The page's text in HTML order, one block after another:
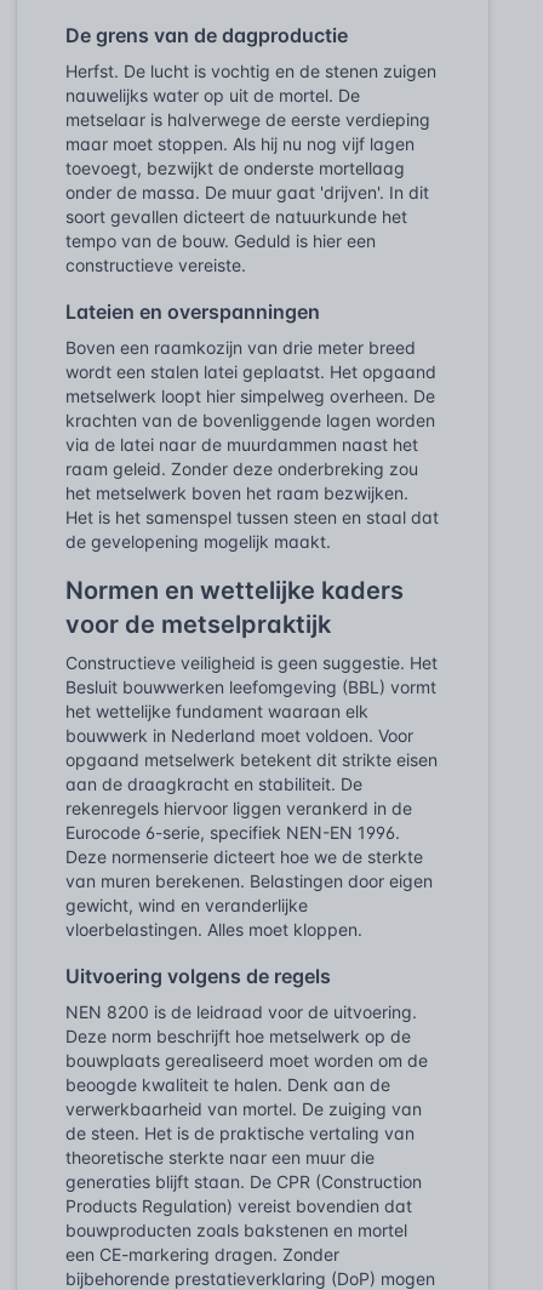
De grens van de dagproductie
Herfst. De lucht is vochtig en de stenen zuigen
nauwelijks water op uit de mortel. De
metselaar is halverwege de eerste verdieping
maar moet stoppen. Als hij nu nog vijf lagen
toevoegt, bezwijkt de onderste mortellaag
onder de massa. De muur gaat 'drijven'. In dit
soort gevallen dicteert de natuurkunde het
tempo van de bouw. Geduld is hier een
constructieve vereiste.
Lateien en overspanningen
Boven een raamkozijn van drie meter breed
wordt een stalen latei geplaatst. Het opgaand
metselwerk loopt hier simpelweg overheen. De
krachten van de bovenliggende lagen worden
via de latei naar de muurdammen naast het
raam geleid. Zonder deze onderbreking zou
het metselwerk boven het raam bezwijken.
Het is het samenspel tussen steen en staal dat
de gevelopening mogelijk maakt.
Normen en wettelijke kaders
voor de metselpraktijk
Constructieve veiligheid is geen suggestie. Het
Besluit bouwwerken leefomgeving (BBL) vormt
het wettelijke fundament waaraan elk
bouwwerk in Nederland moet voldoen. Voor
opgaand metselwerk betekent dit strikte eisen
aan de draagkracht en stabiliteit. De
rekenregels hiervoor liggen verankerd in de
Eurocode 6-serie, specifiek NEN-EN 1996.
Deze normenserie dicteert hoe we de sterkte
van muren berekenen. Belastingen door eigen
gewicht, wind en veranderlijke
vloerbelastingen. Alles moet kloppen.
Uitvoering volgens de regels
NEN 8200 is de leidraad voor de uitvoering.
Deze norm beschrijft hoe metselwerk op de
bouwplaats gerealiseerd moet worden om de
beoogde kwaliteit te halen. Denk aan de
verwerkbaarheid van mortel. De zuiging van
de steen. Het is de praktische vertaling van
theoretische sterkte naar een muur die
generaties blijft staan. De CPR (Construction
Products Regulation) vereist bovendien dat
bouwproducten zoals bakstenen en mortel
een CE-markering dragen. Zonder
bijbehorende prestatieverklaring (DoP) mogen